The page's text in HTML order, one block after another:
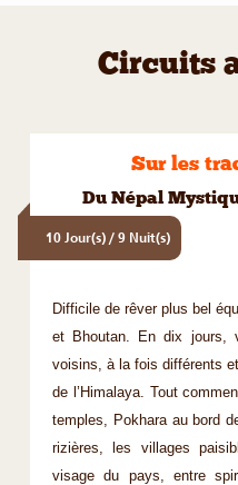
Circuits
Sur les
Du Népal
10 Jour(s) / 9 Nuit(s)
Difficile de rêver plus bel
et Bhoutan. En dix jours,
voisins, à la fois différents
de l’Himalaya. Tout
temples, Pokhara au bord
rizières, les villages
visage du pays, entre